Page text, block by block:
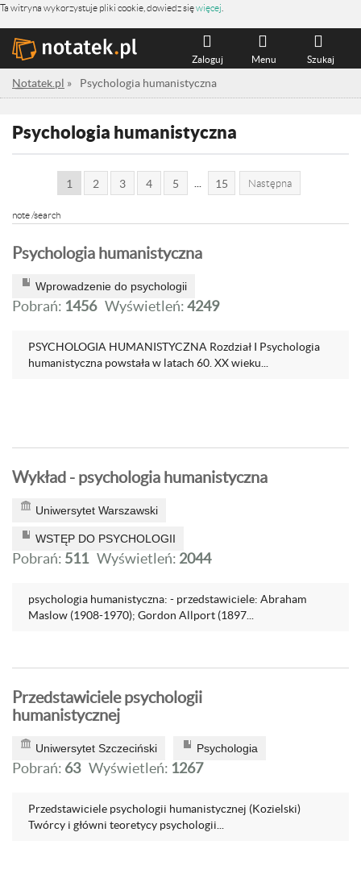
Ta witryna wykorzystuje pliki cookie, dowiedz sięwięcej
Szukaj
Menu
Zaloguj
Notatek.pl » Psychologia humanistyczna
Psychologia humanistyczna
1 2 3 4 5 15 Następna
note /search
Psychologia humanistyczna
Wprowadzenie do psychologii
Pobrań: 1456 Wyświetleń:4249
PSYCHOLOGIA HUMANISTYCZNA Rozdział I Psychologia
humanistyczna powstała w latach 60. XX wieku...
Wykład - psychologia humanistyczna
Uniwersytet Warszawski
WSTĘP DO PSYCHOLOGII
Pobrań: 511 Wyświetleń: 2044
psychologia humanistyczna: - przedstawiciele: Abraham
Maslow (1908-1970); Gordon Allport (1897...
Przedstawiciele psychologii
humanistycznej
Uniwersytet Szczeciński Psychologia
Pobrań: 63 Wyświetleń: 1267
Przedstawiciele psychologii humanistycznej (Kozielski)
Twórcy i główni teoretycy psychologii...